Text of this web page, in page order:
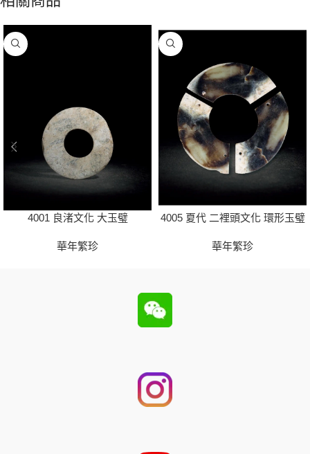
4001 良渚文化 大玉璧
華年繁珍
4005 夏代 二裡頭文化 環形玉璧
華年繁珍